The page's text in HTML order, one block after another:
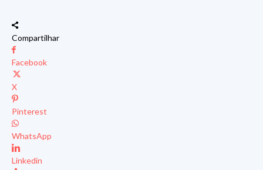
Compartilhar
Facebook
X
Pinterest
WhatsApp
Linkedin